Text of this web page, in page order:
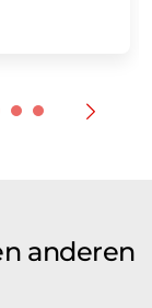
anderen